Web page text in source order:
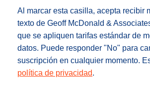
Al marcar esta casilla, acepta recibir
texto de Geoff McDonald &
que se apliquen tarifas estándar de
datos. Puede responder "No" para
suscripción en cualquier momento.
política de privacidad.